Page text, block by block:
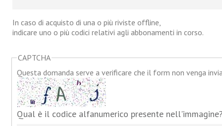
In caso di acquisto di una o più riviste offline,
indicare uno o più codici relativi agli abbonamenti in corso.
CAPTCHA
Questa domanda serve a verificare che il form non venga
Qual è il codice alfanumerico presente